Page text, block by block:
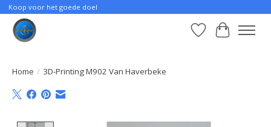
Koop voor het goede doel
Verlanglijst
Home / 3D-Printing M902 Van Haverbeke